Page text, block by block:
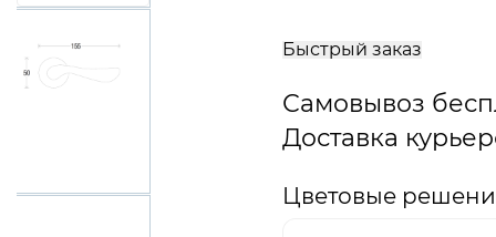
Быстрый заказ
Самовывоз
Доставка
Цветовые